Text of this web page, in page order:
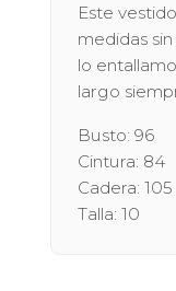
Este
medidas
lo
largo
Busto: 96
Cintura: 84
Cadera: 105
Talla: 10